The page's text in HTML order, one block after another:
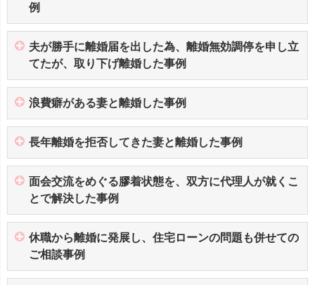
例
夫が勝手に離婚届を出した為、離婚無効調停を申し立
てたが、取り下げ離婚した事例
浪費癖がある妻と離婚した事例
長年離婚を拒否してきた妻と離婚した事例
面会交流をめぐる膠着状態を、双方に代理人が就くこ
とで解決した事例
休職から離婚に発展し、住宅ローンの問題も併せての
ご相談事例